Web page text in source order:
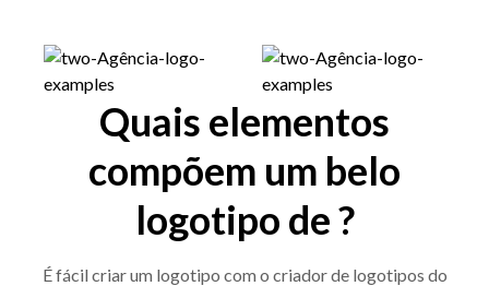
Quais elementos
compõem um belo
logotipo de ?
É fácil criar um logotipo com o criador de logotipos do